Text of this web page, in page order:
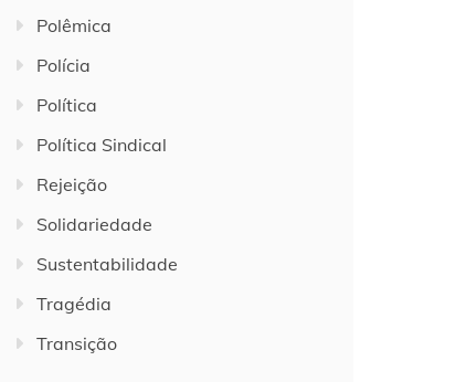
Polêmica
Polícia
Política
Política Sindical
Rejeição
Solidariedade
Sustentabilidade
Tragédia
Transição